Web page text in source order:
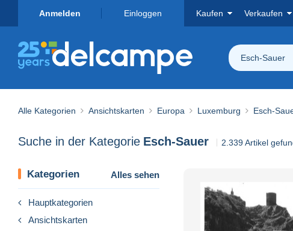
Anmelden Einloggen Kaufen Verkaufen
Esch-Sauer
Alle Kategorien Ansichtskarten Europa Luxemburg Esch-
Suche in der Kategorie Esch-Sauer 2.339 Artikel
Kategorien Alles sehen
Hauptkategorien
Ansichtskarten